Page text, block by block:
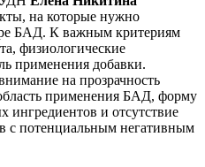
на которые нужно
БАД. К важным критериям
физиологические
применения добавки.
на прозрачность
применения БАД, форму
ингредиентов и отсутствие
с потенциальным негативным